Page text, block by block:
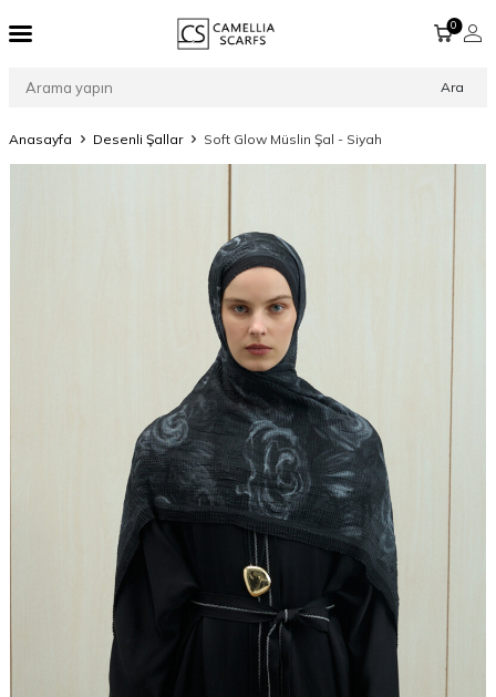
Ara
0
Anasayfa Desenli Şallar Soft Glow Müslin Şal - Siyah